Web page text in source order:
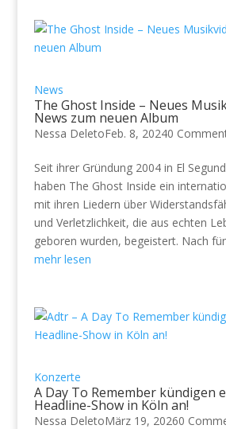
News
The Ghost Inside – Neues
News zum neuen Album
Nessa DeletoFeb. 8, 20240
Seit ihrer Gründung 2004 in El
haben The Ghost Inside ein
mit ihren Liedern über
und Verletzlichkeit, die aus echten
geboren wurden, begeistert. Nach
mehr lesen
Konzerte
A Day To Remember kündigen
Headline-Show in Köln an!
Nessa DeletoMärz 19, 20260